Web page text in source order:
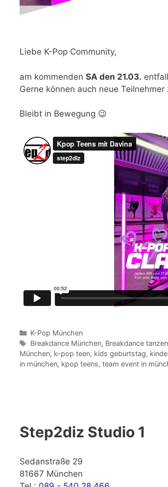
Liebe K-Pop Community,
am kommenden SA den 21.03.
Gerne können auch neue
Bleibt in Bewegung 😉
Kategorien
K-Pop München
Schlagwörter
Breakdance München, Breakdance
München, k-pop teen, kids geburtstag,
in münchen, kpop teens, team event in
Step2diz Studio 1
Sedanstraße 29
81667 München